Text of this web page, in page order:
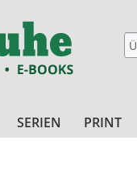
SERIEN PRINT